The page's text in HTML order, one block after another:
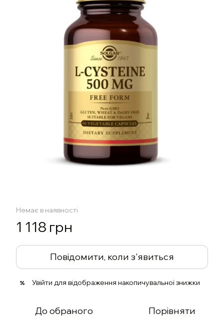
Немає в наявності
1 118 грн
Повідомити, коли з'явиться
% Увійти для відображення накопичувальної знижки
До обраного Порівняти